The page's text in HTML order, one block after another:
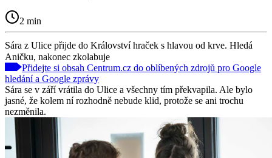
2 min
Sára z Ulice přijde do Království hraček s hlavou od krve. Hledá
Aničku, nakonec zkolabuje
Přidejte si obsah Centrum.cz do oblíbených zdrojů pro Google
hledání a Google zprávy
Sára se v září vrátila do Ulice a všechny tím překvapila. Ale bylo
jasné, že kolem ní rozhodně nebude klid, protože se ani trochu
nezměnila.